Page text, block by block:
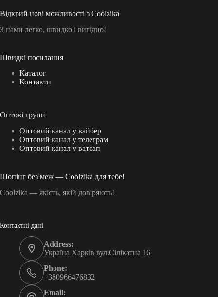
Відкрий нові можливості з Coolzika
З нами легко, швидко і вигідно!
Швидкі посилання
Каталог
Контакти
Оптові групи
Оптовий канал у вайбер
Оптовий канал у телеграм
Оптовий канал у ватсап
Шопінг без меж — Coolzika для тебе!
Coolzika — якість, якій довіряють!
Контактні дані
Address:
Україна Харків вул.Сілікатна 16
Phone:
+380966476832
Email: